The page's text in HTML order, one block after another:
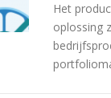
Het
oplossing